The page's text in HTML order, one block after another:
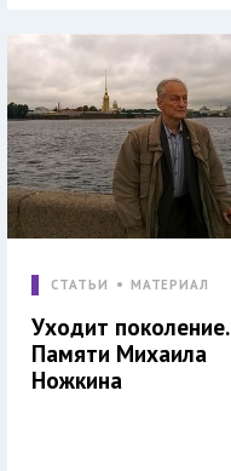
СТАТЬИ МАТЕРИАЛ
Уходит поколение.
Памяти Михаила
Ножкина